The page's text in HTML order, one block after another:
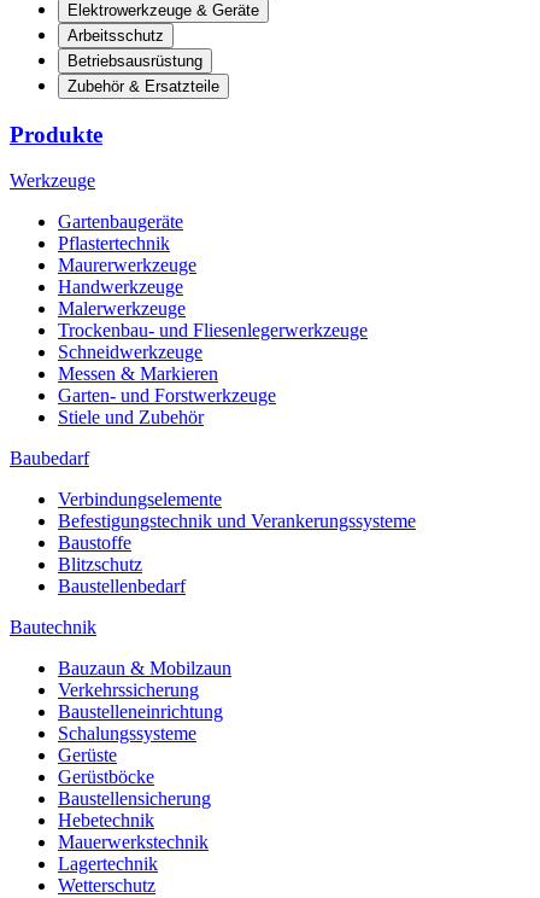
Elektrowerkzeuge & Geräte
Arbeitsschutz
Betriebsausrüstung
Zubehör & Ersatzteile
Produkte
Werkzeuge
Gartenbaugeräte
Pflastertechnik
Maurerwerkzeuge
Handwerkzeuge
Malerwerkzeuge
Trockenbau- und Fliesenlegerwerkzeuge
Schneidwerkzeuge
Messen & Markieren
Garten- und Forstwerkzeuge
Stiele und Zubehör
Baubedarf
Verbindungselemente
Befestigungstechnik und Verankerungssysteme
Baustoffe
Blitzschutz
Baustellenbedarf
Bautechnik
Bauzaun & Mobilzaun
Verkehrssicherung
Baustelleneinrichtung
Schalungssysteme
Gerüste
Gerüstböcke
Baustellensicherung
Hebetechnik
Mauerwerkstechnik
Lagertechnik
Wetterschutz